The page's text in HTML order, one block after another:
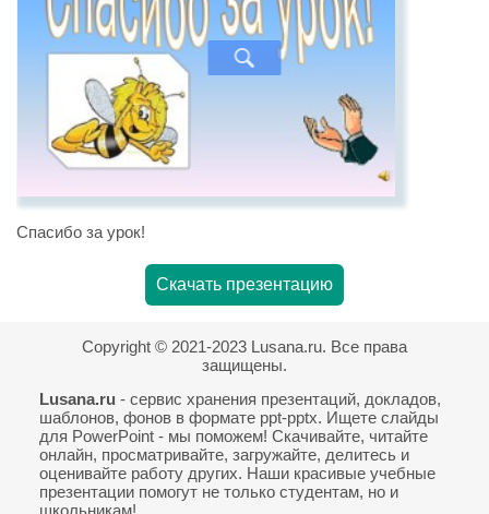
Спасибо за урок!
Скачать презентацию
Copyright © 2021-2023 Lusana.ru. Все права
защищены.
Lusana.ru - сервис хранения презентаций, докладов,
шаблонов, фонов в формате ppt-pptx. Ищете слайды
для PowerPoint - мы поможем! Скачивайте, читайте
онлайн, просматривайте, загружайте, делитесь и
оценивайте работу других. Наши красивые учебные
презентации помогут не только студентам, но и